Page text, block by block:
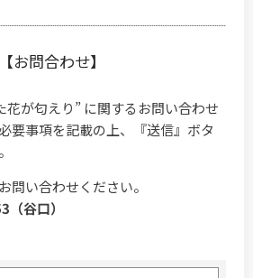
【お問合わせ】
花が匂えり” に関するお問い合わせ
要事項を記載の上、『送信』ボタ
問い合わせください。
谷口）